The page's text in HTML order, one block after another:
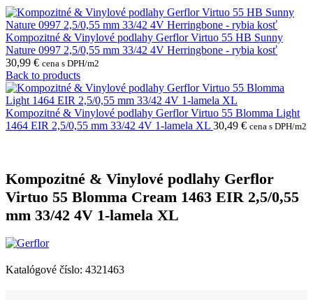
Kompozitné & Vinylové podlahy Gerflor Virtuo 55 HB Sunny
Nature 0997 2,5/0,55 mm 33/42 4V Herringbone - rybia kosť
30,99 € cena s DPH/m2
Back to products
Kompozitné & Vinylové podlahy Gerflor Virtuo 55 Blomma Light
1464 EIR 2,5/0,55 mm 33/42 4V 1-lamela XL 30,49 € cena s DPH/m2
Kompozitné & Vinylové podlahy Gerflor
Virtuo 55 Blomma Cream 1463 EIR 2,5/0,55
mm 33/42 4V 1-lamela XL
Katalógové číslo: 4321463